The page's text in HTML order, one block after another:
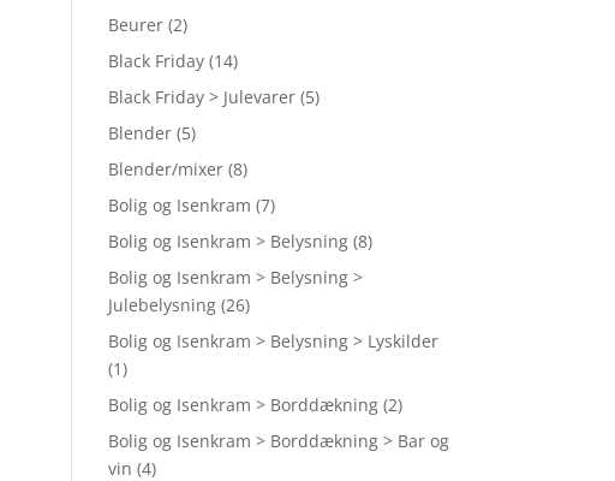
Beurer (2)
Black Friday (14)
Black Friday > Julevarer (5)
Blender (5)
Blender/mixer (8)
Bolig og Isenkram (7)
Bolig og Isenkram > Belysning (8)
Bolig og Isenkram > Belysning >
Julebelysning (26)
Bolig og Isenkram > Belysning > Lyskilder
(1)
Bolig og Isenkram > Borddækning (2)
Bolig og Isenkram > Borddækning > Bar og
vin (4)